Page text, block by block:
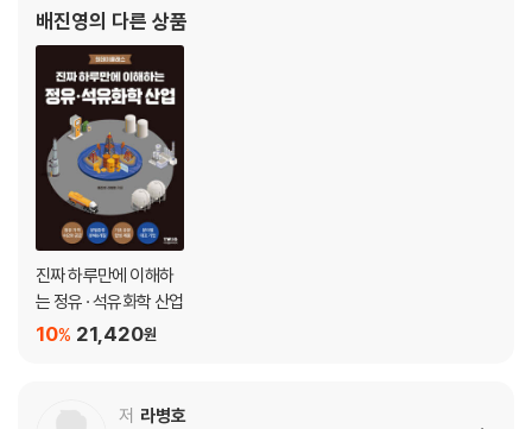
16 20세기 초, 석유화학산업의 태동
17 최초의 인조 플라스틱, 열경화성 페놀 수지의 등장(1909년)
18 고분자의 학문적 발전이 시작되다.
19 비닐의 대명사 PVC의 등장(1927년)
20 유리를 대체한 아크릴 플라스틱과 양모를 대체한 아크릴 섬유
21 플라스틱의 형제, 탄성체의 시작과 끝
22 일회용품의 제왕, 폴리에틸렌의 탄생(1933년)
23 나일론(1935년) 이야기: (한)효성의 조석래 그리고 (미)듀폰의 캐러
더스
24 초산 비닐 수지의 탄생(1936년)과 조선의 과학자가 만든 비닐론 섬유
25 가성비 좋은 폴리스타이렌(1936년) 그리고 스티로폼(1954년) 탄생
하다.
배진영의 다른 상품
진짜 하루만에 이해하
는 정유 · 석유화학 산업
21,420원
10%
저 라병호